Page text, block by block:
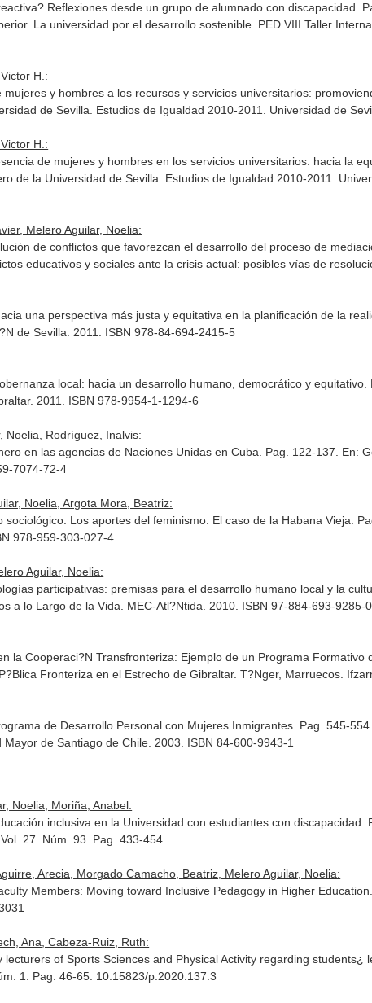
Reflexiones desde un grupo de alumnado con discapacidad.
La universidad por el desarrollo sostenible. PED VIII Taller
H.:
y hombres a los recursos y servicios universitarios:
de Sevilla. Estudios de Igualdad 2010-2011
. Universidad de
H.:
de mujeres y hombres en los servicios universitarios: hacia la
de la Universidad de Sevilla. Estudios de Igualdad 2010-2011
.
Melero Aguilar, Noelia:
de conflictos que favorezcan el desarrollo del proceso de
educativos y sociales ante la crisis actual: posibles vías de
una perspectiva más justa y equitativa en la planificación de la
de Sevilla. 2011. ISBN 978-84-694-2415-5
local: hacia un desarrollo humano, democrático y equitativo.
. 2011. ISBN 978-9954-1-1294-6
Noelia, Rodríguez, Inalvis:
en las agencias de Naciones Unidas en Cuba. Pag. 122-137. En:
7074-72-4
Noelia, Argota Mora, Beatriz:
Los aportes del feminismo. El caso de la Habana Vieja.
978-959-303-027-4
Aguilar, Noelia:
participativas: premisas para el desarrollo humano local y la
a lo Largo de la Vida . MEC-Atl?Ntida. 2010. ISBN 97-884-693-9285-0
la Cooperaci?N Transfronteriza: Ejemplo de un Programa
Fronteriza en el Estrecho de Gibraltar. T?Nger, Marruecos.
de Desarrollo Personal con Mujeres Inmigrantes. Pag. 545-554.
de Santiago de Chile. 2003. ISBN 84-600-9943-1
Noelia, Moriña, Anabel:
inclusiva en la Universidad con estudiantes con discapacidad:
Vol. 27. Núm. 93. Pag. 433-454
Arecia, Morgado Camacho, Beatriz, Melero Aguilar, Noelia:
Members: Moving toward Inclusive Pedagogy in Higher Education.
Ana, Cabeza-Ruiz, Ruth:
lecturers of Sports Sciences and Physical Activity regarding students¿
1. Pag. 46-65. 10.15823/p.2020.137.3